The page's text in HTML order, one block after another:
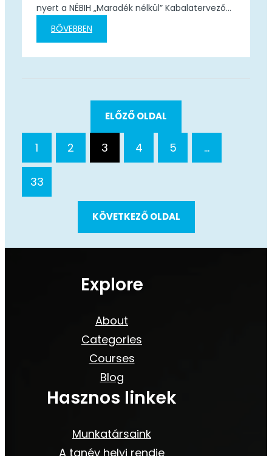
nyert a NÉBIH „Maradék nélkül” Kabalatervező
pályázatán! A program 10 éves évfordulója
alkalmából meghirdetett pályázatra összesen
kreatív és egyedi alkotás közül kiválasztani a
BŐVEBBEN
ELŐZŐ OLDAL
1 2 3 4 5 …
33
KÖVETKEZŐ OLDAL
Explore
About
Categories
Courses
Blog
Hasznos linkek
Munkatársaink
A tanév helyi rendje